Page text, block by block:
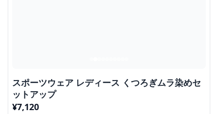
スポーツウェア レディース くつろぎムラ染めセ
ットアップ
¥7,120